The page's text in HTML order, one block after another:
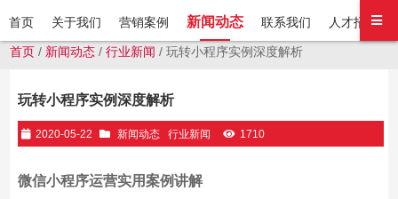
首页 关于我们 营销案例 新闻动态 联系我们 人才招聘
首页 / 新闻动态 /行业新闻 / 玩转小程序实例深度解析
玩转小程序实例深度解析
2020-05-22 新闻动态 行业新闻 1710
微信小程序运营实用案例讲解